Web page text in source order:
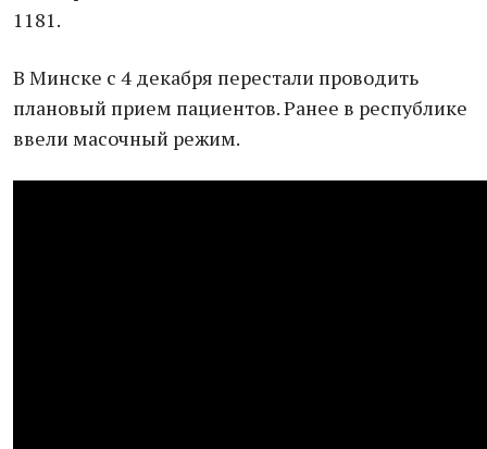
1181.
В Минске с 4 декабря перестали проводить
плановый прием пациентов. Ранее в республике
ввели масочный режим.